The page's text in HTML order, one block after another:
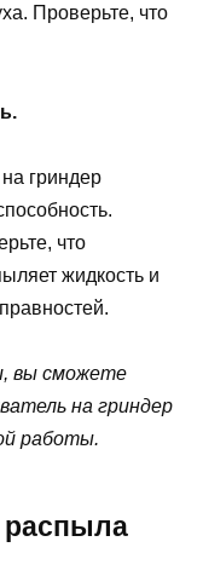
Проверьте, что
гриндер
что
жидкость и
вы сможете
на гриндер
работы.
распыла